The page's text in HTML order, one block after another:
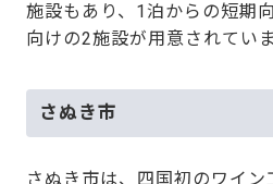
施設もあり、1泊からの短期
向けの2施設が用意されていま
さぬき市
さぬき市は、四国初のワイ